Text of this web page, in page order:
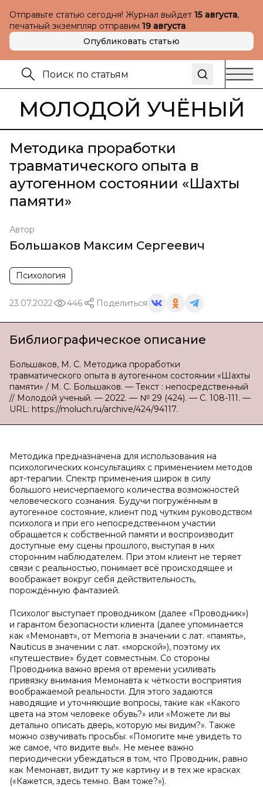
Отправьте статью сегодня! Журнал выйдет 15 августа,
печатный экземпляр отправим 19 августа
Опубликовать статью
МОЛОДОЙ УЧЁНЫЙ
Методика проработки
травматического опыта в
аутогенном состоянии «Шахты
памяти»
Автор
Большаков Максим Сергеевич
Психология
23.07.2022 446 Поделиться
Библиографическое описание
Большаков, М. С. Методика проработки
травматического опыта в аутогенном состоянии «Шахты
памяти» / М. С. Большаков. — Текст : непосредственный
// Молодой ученый. — 2022. — № 29 (424). — С. 108-111. —
URL: https://moluch.ru/archive/424/94117.
Методика предназначена для использования на
психологических консультациях с применением методов
арт-терапии. Спектр применения широк в силу
большого неисчерпаемого количества возможностей
человеческого сознания. Будучи погружённым в
аутогенное состояние, клиент под чутким руководством
психолога и при его непосредственном участии
обращается к собственной памяти и воспроизводит
доступные ему сцены прошлого, выступая в них
сторонним наблюдателем. При этом клиент не теряет
связи с реальностью, понимает всё происходящее и
воображает вокруг себя действительность,
порождённую фантазией.
Психолог выступает проводником (далее «Проводник»)
и гарантом безопасности клиента (далее упоминается
как «Мемонавт», от Memoria в значении с лат. «память»,
Nauticus в значении с лат. «морской»), поэтому их
«путешествие» будет совместным. Со стороны
Проводника важно время от времени усиливать
привязку внимания Мемонавта к чёткости восприятия
воображаемой реальности. Для этого задаются
наводящие и уточняющие вопросы, такие как «Какого
цвета на этом человеке обувь?» или «Можете ли вы
детально описать дверь, которую мы видим?». Также
можно озвучивать просьбы: «Помогите мне увидеть то
же самое, что видите вы!». Не менее важно
периодически убеждаться в том, что Проводник, равно
как Мемонавт, видит ту же картину и в тех же красках
(«Кажется, здесь темно. Вам тоже?»).